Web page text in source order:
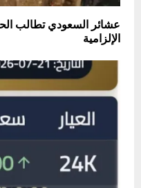
عشائر السعودي تطالب
الإلزامية